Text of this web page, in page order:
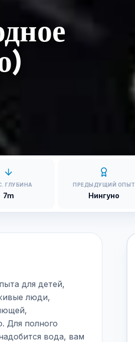
ГЛУБИНА
7m
ПРЕДЫДУЩИЙ ОПЫТ
Нингуно
для детей,
люди,
Для полного
вода, вам